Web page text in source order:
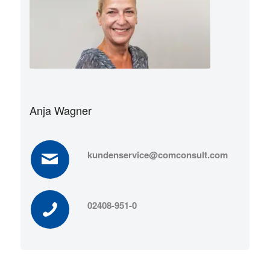
Anja Wagner
kundenservice@comconsult.com
02408-951-0